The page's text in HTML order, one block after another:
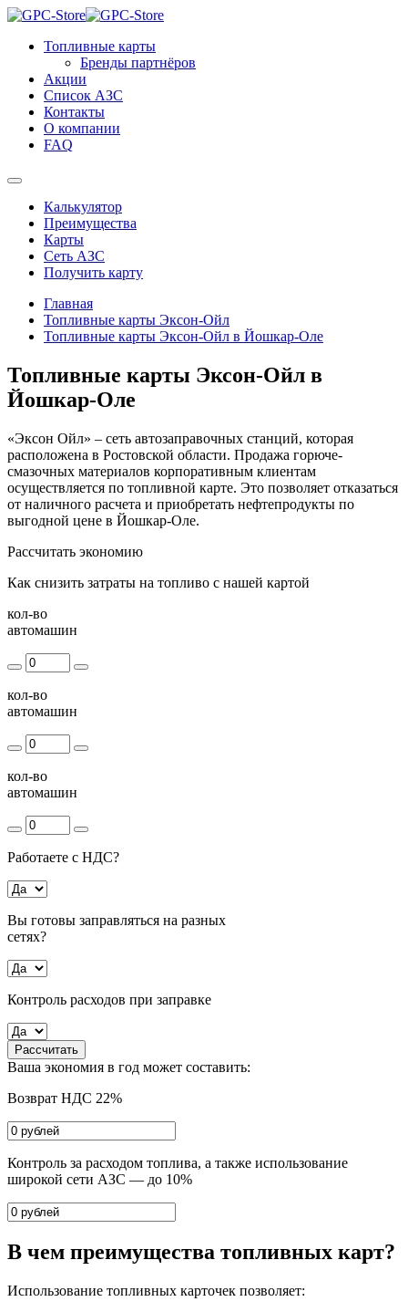
Топливные карты
Бренды партнёров
Акции
Список АЗС
Контакты
О компании
FAQ
Калькулятор
Преимущества
Карты
Сеть АЗС
Получить карту
Главная
Топливные карты Эксон-Ойл
Топливные карты Эксон-Ойл в Йошкар-Оле
Топливные карты Эксон-Ойл в
Йошкар-Оле
«Эксон Ойл» – сеть автозаправочных станций, которая
расположена в Ростовской области. Продажа горюче-
смазочных материалов корпоративным клиентам
осуществляется по топливной карте. Это позволяет отказаться
от наличного расчета и приобретать нефтепродукты по
выгодной цене в Йошкар-Оле.
Рассчитать экономию
Как снизить затраты на топливо с нашей картой
кол-во
автомашин
кол-во
автомашин
кол-во
автомашин
Работаете с НДС?
Вы готовы заправляться на разных
сетях?
Контроль расходов при заправке
Рассчитать
Ваша экономия в год может составить:
Возврат НДС 22%
Контроль за расходом топлива, а также использование
широкой сети АЗС — до 10%
В чем преимущества топливных карт?
Использование топливных карточек позволяет: